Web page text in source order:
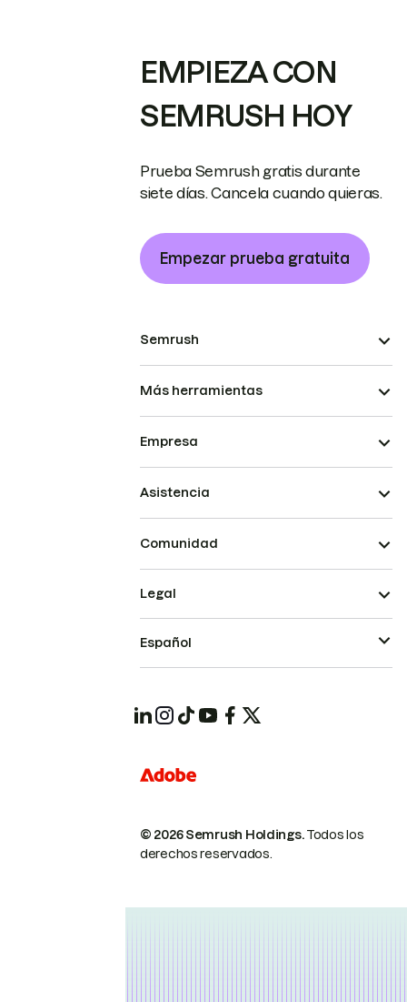
EMPIEZA CON
SEMRUSH HOY
Prueba Semrush gratis durante
siete días. Cancela cuando quieras.
Empezar prueba gratuita
Semrush
Más herramientas
Empresa
Asistencia
Comunidad
© 2026 Semrush Holdings.Todos los
derechos reservados.
Legal
Español